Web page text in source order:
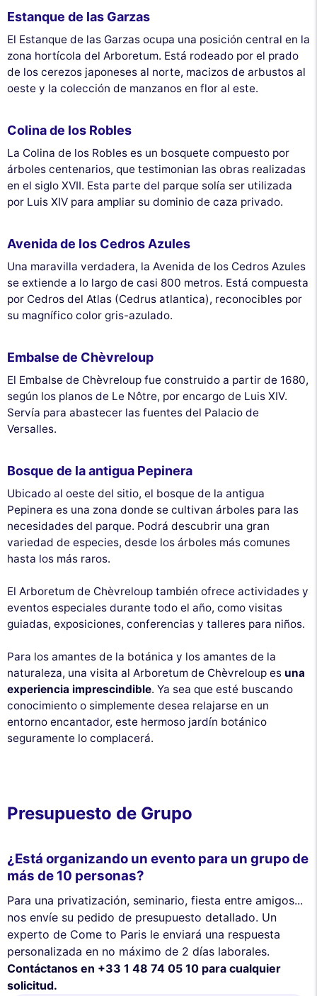
Estanque de las Garzas
El Estanque de las Garzas ocupa una posición central en la
zona hortícola del Arboretum. Está rodeado por el prado
de los cerezos japoneses al norte, macizos de arbustos al
oeste y la colección de manzanos en flor al este.
Colina de los Robles
La Colina de los Robles es un bosquete compuesto por
árboles centenarios, que testimonian las obras realizadas
en el siglo XVII. Esta parte del parque solía ser utilizada
por Luis XIV para ampliar su dominio de caza privado.
Avenida de los Cedros Azules
Una maravilla verdadera, la Avenida de los Cedros Azules
se extiende a lo largo de casi 800 metros. Está compuesta
por Cedros del Atlas (Cedrus atlantica), reconocibles por
su magnífico color gris-azulado.
Embalse de Chèvreloup
El Embalse de Chèvreloup fue construido a partir de 1680,
según los planos de Le Nôtre, por encargo de Luis XIV.
Servía para abastecer las fuentes del Palacio de
Versalles.
Bosque de la antigua Pepinera
Ubicado al oeste del sitio, el bosque de la antigua
Pepinera es una zona donde se cultivan árboles para las
necesidades del parque. Podrá descubrir una gran
variedad de especies, desde los árboles más comunes
hasta los más raros.
El Arboretum de Chèvreloup también ofrece actividades y
eventos especiales durante todo el año, como visitas
guiadas, exposiciones, conferencias y talleres para niños.
Para los amantes de la botánica y los amantes de la
naturaleza, una visita al Arboretum de Chèvreloup es una
experiencia imprescindible. Ya sea que esté buscando
conocimiento o simplemente desea relajarse en un
entorno encantador, este hermoso jardín botánico
seguramente lo complacerá.
Presupuesto de Grupo
¿Está organizando un evento para un grupo de
más de 10 personas?
Para una privatización, seminario, fiesta entre amigos...
nos envíe su pedido de presupuesto detallado. Un
experto de Come to Paris le enviará una respuesta
personalizada en no máximo de 2 días laborales.
Contáctanos en +33 1 48 74 05 10 para cualquier
solicitud.